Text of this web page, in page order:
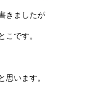
きましたが
こです。
思います。